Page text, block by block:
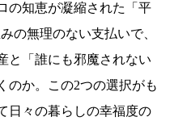
の知恵が凝縮された「平
の無理のない支払いで、
と「誰にも邪魔されない
のか。この2つの選択がも
日々の暮らしの幸福度の